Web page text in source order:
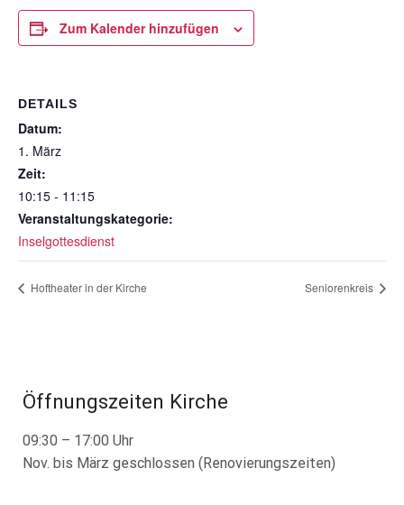
Zum Kalender hinzufügen
DETAILS
Datum:
1. März
Zeit:
10:15 - 11:15
Veranstaltungskategorie:
Inselgottesdienst
Hoftheater in der Kirche Seniorenkreis
Öffnungszeiten Kirche
09:30 – 17:00 Uhr
Nov. bis März geschlossen (Renovierungszeiten)